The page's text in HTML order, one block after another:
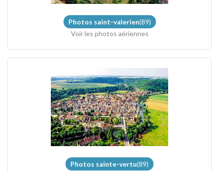
Photos saint-valerien(89)
Voir les photos aériennes
Photos sainte-vertu(89)